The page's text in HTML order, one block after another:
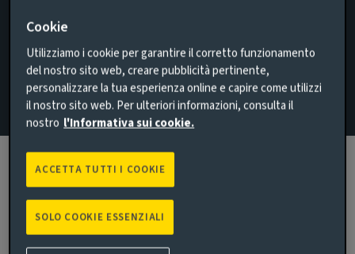
Chief Risk Officer
Biografia
Principali responsabilitá
Cookie
Utilizziamo i cookie per garantire il corretto funzionamento
del nostro sito web, creare pubblicità pertinente,
personalizzare la tua esperienza online e capire come utilizzi
il nostro sito web. Per ulteriori informazioni, consulta il
nostro l'Informativa sui cookie.
SOLO COOKIE ESSENZIALI
ACCETTA TUTTI I COOKIE